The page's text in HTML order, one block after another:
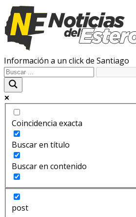
Información a un click de Santiago
Coincidencia exacta
Buscar en título
Buscar en contenido
post